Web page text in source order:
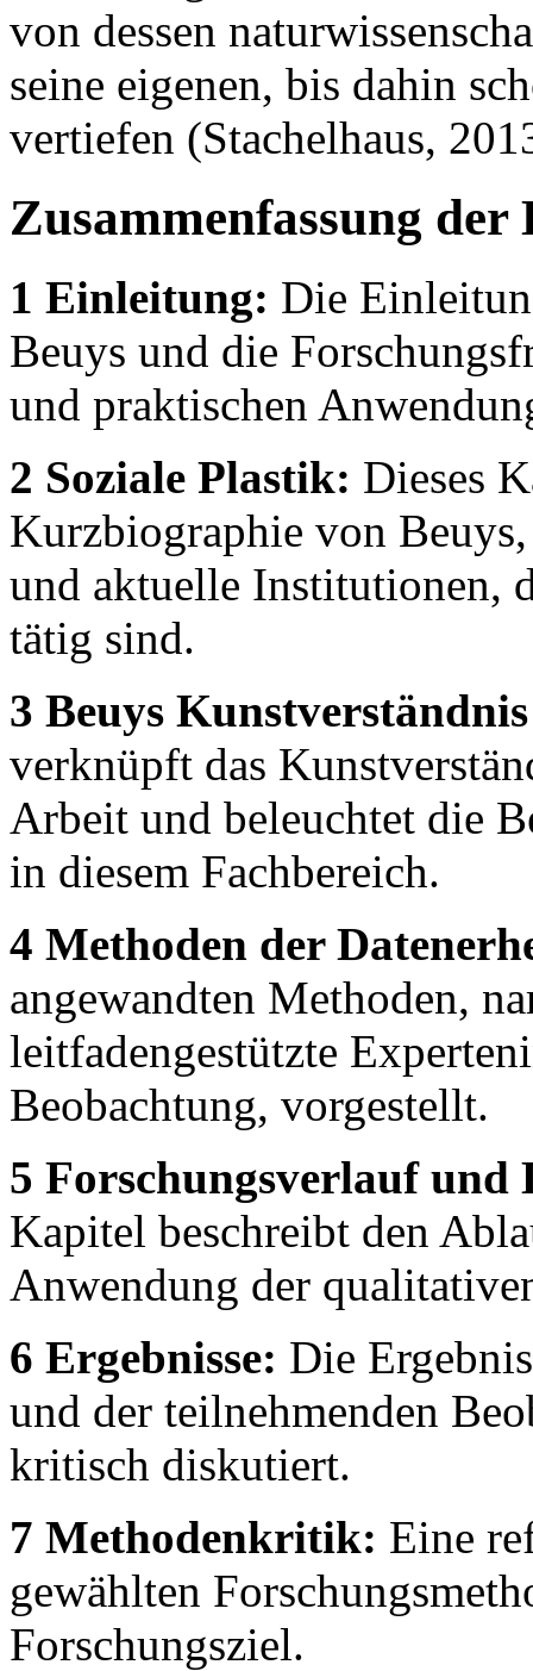
von dessen
seine eigenen, bis dahin
vertiefen (Stachelhaus,
Zusammenfassung der
1 Einleitung: Die
Beuys und die
und praktischen
2 Soziale Plastik: Dieses
Kurzbiographie von
und aktuelle Institutionen,
tätig sind.
3 Beuys
verknüpft das
Arbeit und beleuchtet die
in diesem Fachbereich.
4 Methoden der
angewandten Methoden,
leitfadengestützte
Beobachtung, vorgestellt.
5 Forschungsverlauf und
Kapitel beschreibt den
Anwendung der
6 Ergebnisse: Die
und der teilnehmenden
kritisch diskutiert.
7 Methodenkritik: Eine
gewählten
Forschungsziel.